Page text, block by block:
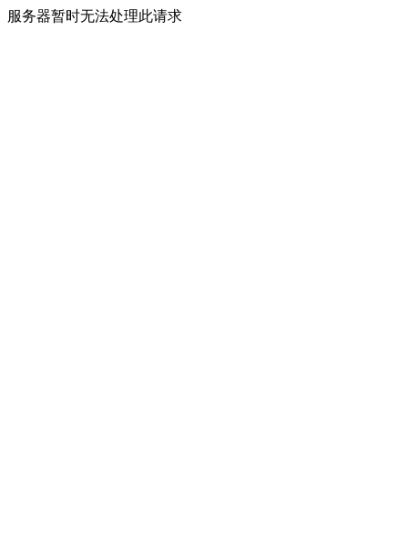
服务器暂时无法处理此请求